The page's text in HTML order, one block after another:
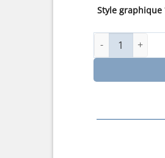
Style graphique
quantité de